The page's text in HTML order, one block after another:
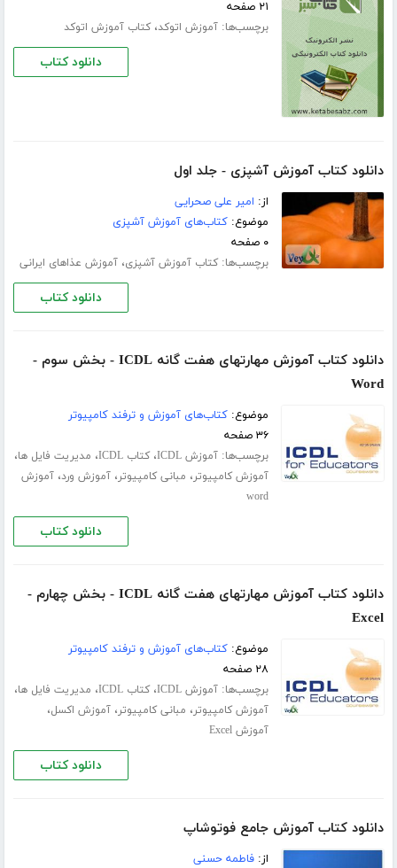
۲۱ صفحه
برچسب‌ها:آموزش اتوکد،کتاب آموزش اتوکد
دانلود کتاب
دانلود کتاب آموزش آشپزی - جلد اول
از: امیر علی صحرایی
موضوع:کتاب‌های آموزش آشپزی
۰ صفحه
برچسب‌ها:کتاب آموزش آشپزی،آموزش عذاهای ایرانی
دانلود کتاب
دانلود کتاب آموزش مهارتهای هفت گانه ICDL - بخش سوم -
Word
موضوع:کتاب‌های آموزش و ترفند کامپیوتر
۳۶ صفحه
برچسب‌ها:آموزش ICDL ،کتاب ICDL ، مدیریت فایل ها،
آموزش کامپیوتر، مبانی کامپیوتر،آموزش ورد،آموزش
word
دانلود کتاب
دانلود کتاب آموزش مهارتهای هفت گانه ICDL - بخش چهارم -
Excel
موضوع:کتاب‌های آموزش و ترفند کامپیوتر
۲۸ صفحه
برچسب‌ها:آموزش ICDL ،کتاب ICDL ، مدیریت فایل ها،
آموزش کامپیوتر، مبانی کامپیوتر،آموزش اکسل،
آموزش Excel
دانلود کتاب
دانلود کتاب آموزش جامع فوتوشاپ
از:فاطمه حسنی